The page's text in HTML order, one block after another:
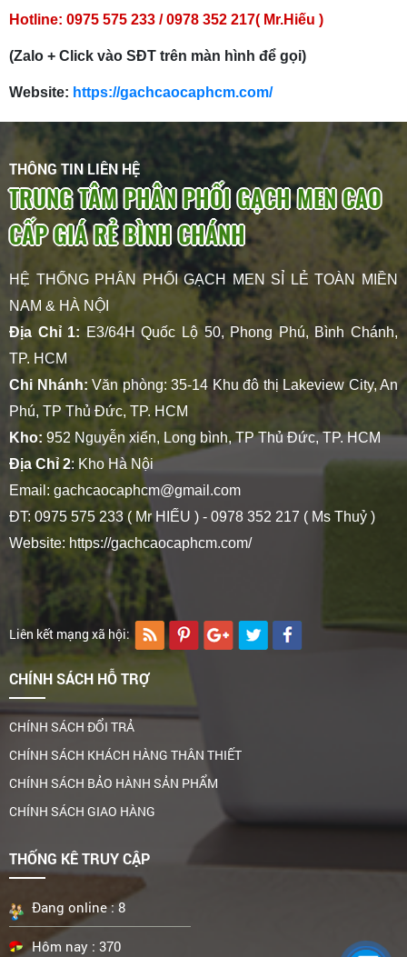
Hotline: 0975 575 233 / 0978 352 217( Mr.Hiếu )
(Zalo + Click vào SĐT trên màn hình để gọi)
Website: https://gachcaocaphcm.com/
THÔNG TIN LIÊN HỆ
TRUNG TÂM PHÂN PHỐI GẠCH MEN CAO
CẤP GIÁ RẺ BÌNH CHÁNH
HỆ THỐNG PHÂN PHỐI GẠCH MEN SỈ LẺ TOÀN MIỀN
NAM & HÀ NỘI
Địa Chỉ 1: E3/64H Quốc Lộ 50, Phong Phú, Bình Chánh,
TP. HCM
Chi Nhánh: Văn phòng: 35-14 Khu đô thị Lakeview City, An
Phú, TP Thủ Đức, TP. HCM
Kho: 952 Nguyễn xiển, Long bình, TP Thủ Đức, TP. HCM
Địa Chỉ 2: Kho Hà Nội
Email: gachcaocaphcm@gmail.com
ĐT: 0975 575 233 ( Mr HIẾU ) - 0978 352 217 ( Ms Thuỷ )
Website: https://gachcaocaphcm.com/
Liên kết mạng xã hội:
CHÍNH SÁCH HỖ TRỢ
CHÍNH SÁCH ĐỔI TRẢ
CHÍNH SÁCH KHÁCH HÀNG THÂN THIẾT
CHÍNH SÁCH BẢO HÀNH SẢN PHẨM
CHÍNH SÁCH GIAO HÀNG
THỐNG KÊ TRUY CẬP
Đang online :8
Hôm nay : 370